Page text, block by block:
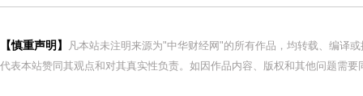
【慎重声明】
凡本站未注明来源为"中华财经网"的所有作品，均转载、编译
代表本站赞同其观点和对其真实性负责。如因作品内容、版权和其他问题需